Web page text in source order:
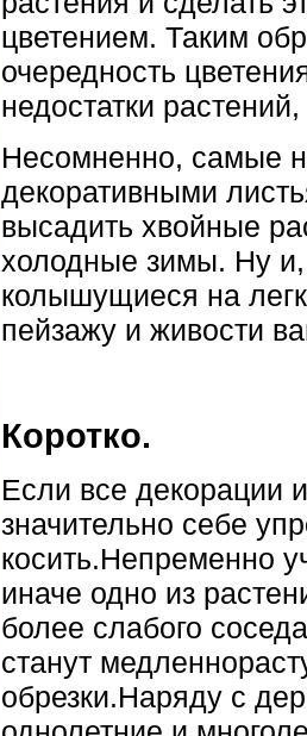
цветением. Таким
очередность
недостатки
Несомненно, самые
декоративными
высадить хвойные
холодные зимы. Ну
колышущиеся на
пейзажу и живости
Коротко.
Если все декорации
значительно себе
косить.Непременно
иначе одно из
более слабого
станут
обрезки.Наряду с